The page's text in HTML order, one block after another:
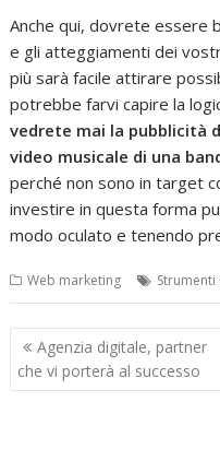
Anche qui, dovrete essere
e gli atteggiamenti dei
più sarà facile attirare
potrebbe farvi capire la
vedrete mai la pubblicità
video musicale di una
perché non sono in target
investire in questa forma
modo oculato e tenendo
Web marketing
Navigazione
articoli
Agenzia digitale, partner
che vi porterà al successo